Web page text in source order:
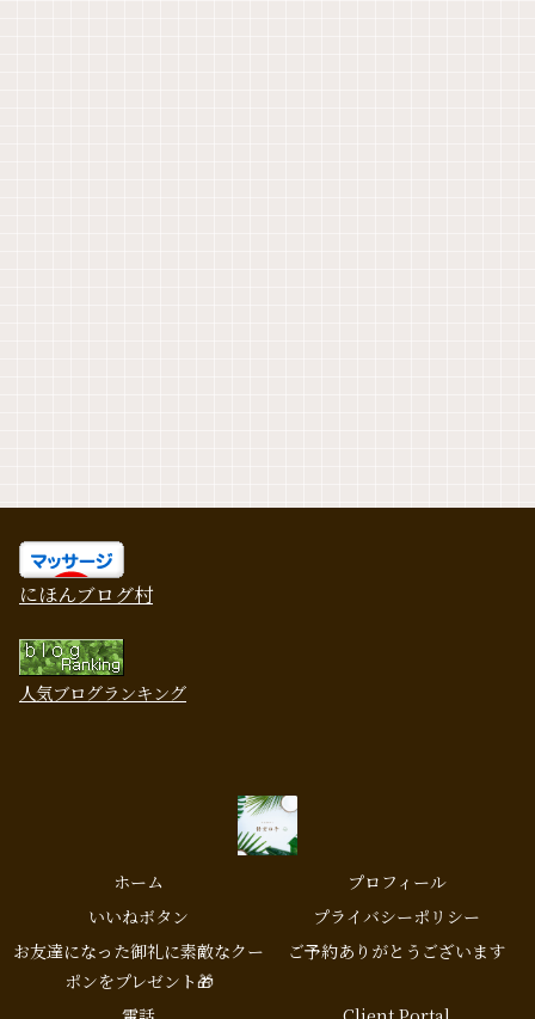
にほんブログ村
人気ブログランキング
ホーム
プロフィール
いいねボタン
プライバシーポリシー
お友達になった御礼に素敵なクー
ポンをプレゼント🎁
ご予約ありがとうございます